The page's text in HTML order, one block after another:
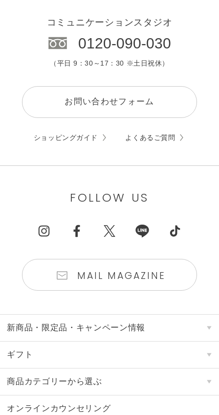
コミュニケーションスタジオ
0120-090-030
（平日 9：30～17：30 ※土日祝休）
お問い合わせフォーム
ショッピングガイド よくあるご質問
FOLLOW US
MAIL MAGAZINE
新商品・限定品・キャンペーン情報
ギフト
商品カテゴリーから選ぶ
オンラインカウンセリング